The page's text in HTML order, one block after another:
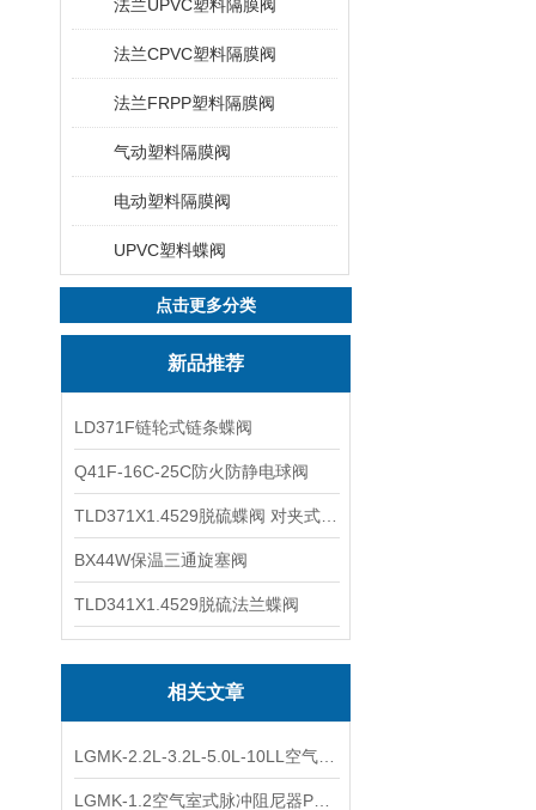
法兰UPVC塑料隔膜阀
法兰CPVC塑料隔膜阀
法兰FRPP塑料隔膜阀
气动塑料隔膜阀
电动塑料隔膜阀
UPVC塑料蝶阀
点击更多分类
新品推荐
LD371F链轮式链条蝶阀
Q41F-16C-25C防火防静电球阀
BX44W保温三通旋塞阀
TLD341X1.4529脱硫法兰蝶阀
相关文章